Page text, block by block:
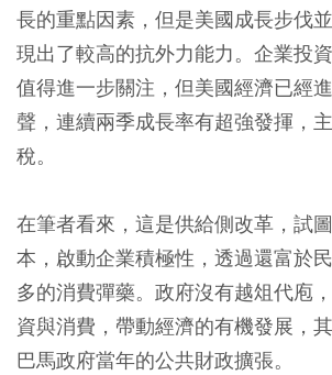
長的重點因素，但是美國成長步伐
現出了較高的抗外力能力。企業投
值得進一步關注，但美國經濟已經
聲，連續兩季成長率有超強發揮，
稅。
在筆者看來，這是供給側改革，試
本，啟動企業積極性，透過還富於
多的消費彈藥。政府沒有越俎代庖
資與消費，帶動經濟的有機發展，
巴馬政府當年的公共財政擴張。